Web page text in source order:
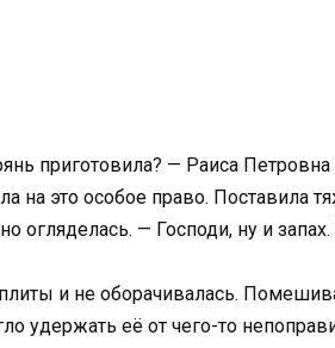
приготовила? — Раиса
на это особое право. Поставила
огляделась. — Господи, ну и
и не оборачивалась.
удержать её от чего-то